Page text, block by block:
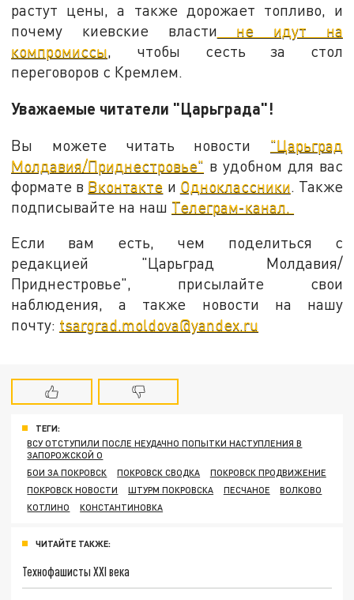
растут цены, а также дорожает топливо, и
почему киевские власти не идут на
компромиссы, чтобы сесть за стол
переговоров с Кремлем.
Уважаемые читатели "Царьграда"!
Вы можете читать новости "Царьград
Молдавия/Приднестровье" в удобном для вас
формате в Вконтакте и Одноклассники . Также
подписывайте на наш Телеграм-канал.
Если вам есть, чем поделиться с
редакцией "Царьград Молдавия/
Приднестровье", присылайте свои
наблюдения, а также новости на нашу
почту: tsargrad.moldova@yandex.ru
ТЕГИ:
ВСУ ОТСТУПИЛИ ПОСЛЕ НЕУДАЧНО ПОПЫТКИ НАСТУПЛЕНИЯ В
ЗАПОРОЖСКОЙ О
БОИ ЗА ПОКРОВСК
ПОКРОВСК СВОДКА
ПОКРОВСК ПРОДВИЖЕНИЕ
ПОКРОВСК НОВОСТИ
ШТУРМ ПОКРОВСКА ПЕСЧАНОЕ
ВОЛКОВО
КОТЛИНО
КОНСТАНТИНОВКА
ЧИТАЙТЕ ТАКЖЕ:
Технофашисты XXI века